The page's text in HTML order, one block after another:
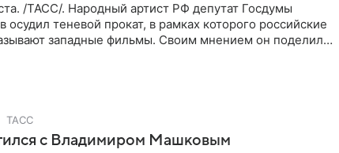
/ТАСС/. Народный артист РФ депутат Госдумы
осудил теневой прокат, в рамках которого российские
западные фильмы. Своим мнением он поделился
ТАСС
с Владимиром Машковым